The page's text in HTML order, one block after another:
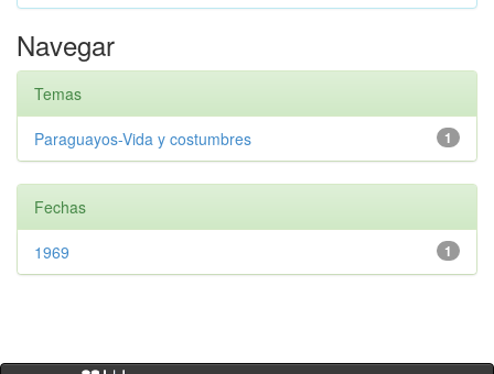
Navegar
Temas
1
Paraguayos-Vida y costumbres
Fechas
1
1969